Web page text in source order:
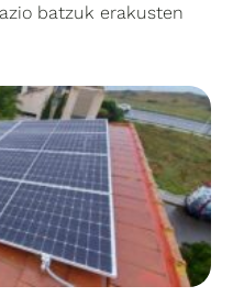
batzuk erakusten